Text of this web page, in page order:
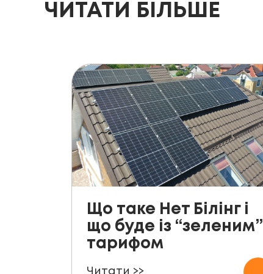
ЧИТАТИ БІЛЬШЕ
Що таке Нет Білінг і
що буде із “зеленим”
тарифом
Читати >>